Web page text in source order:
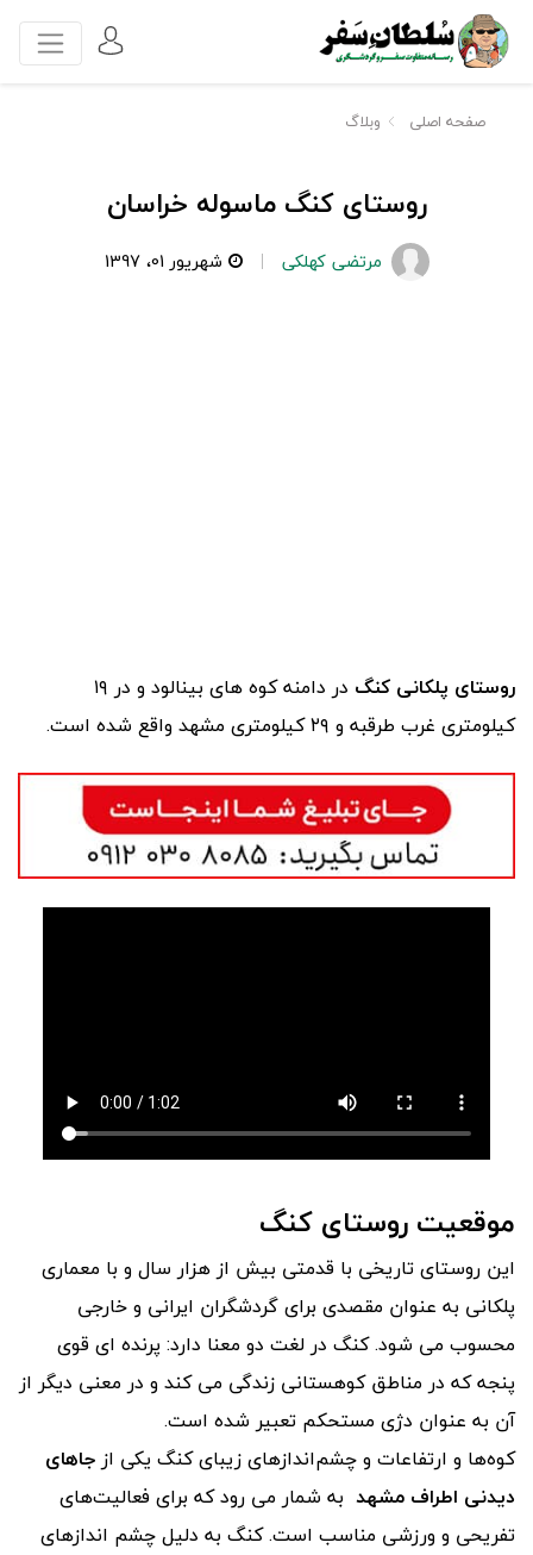
صفحه اصلی وبلاگ
روستای کنگ ماسوله خراسان
مرتضی کهلکی شهریور 01، 1397
روستای پلکانی کنگ
در دامنه کوه های بینالود و در ۱۹
کیلومتری غرب طرقبه و ۲۹ کیلومتری مشهد واقع شده است.
موقعیت روستای کنگ
این روستای تاریخی با قدمتی بیش از هزار سال و با معماری
پلکانی به عنوان مقصدی برای گردشگران ایرانی و خارجی
محسوب می شود. کنگ در لغت دو معنا دارد: پرنده ای قوی
پنجه که در مناطق کوهستانی زندگی می کند و در معنی دیگر از
آن به عنوان دژی مستحکم تعبیر شده است.
کوه‌ها و ارتفاعات و چشم‌اندازهای زیبای کنگ یکی ازجاهای
دیدنی اطراف مشهد به شمار می رود که برای فعالیت‌های
تفریحی و ورزشی مناسب است. کنگ به دلیل چشم اندازهای